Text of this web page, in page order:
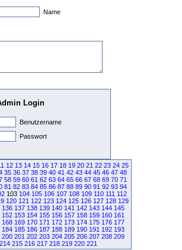
Name
Login
Benutzername
Passwort
12 13 14 15 16 17 18 19 20 21 22 23 24 25
35 36 37 38 39 40 41 42 43 44 45 46 47 48
58 59 60 61 62 63 64 65 66 67 68 69 70 71
81 82 83 84 85 86 87 88 89 90 91 92 93 94
103 104 105 106 107 108 109 110 111 112
120 121 122 123 124 125 126 127 128 129
136 137 138 139 140 141 142 143 144 145
152 153 154 155 156 157 158 159 160 161
168 169 170 171 172 173 174 175 176 177
184 185 186 187 188 189 190 191 192 193
200 201 202 203 204 205 206 207 208 209
214 215 216 217 218 219 220 221